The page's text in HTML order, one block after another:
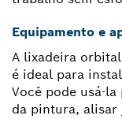
Equipamento e
A lixadeira
é ideal para
Você pode usá-
da pintura, alisar